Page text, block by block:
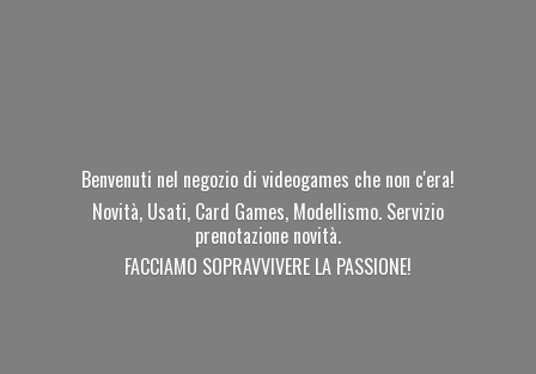
Benvenuti nel negozio di videogames che non c'era!
Novità, Usati, Card Games, Modellismo. Servizio
prenotazione novità.
FACCIAMO SOPRAVVIVERE LA PASSIONE!